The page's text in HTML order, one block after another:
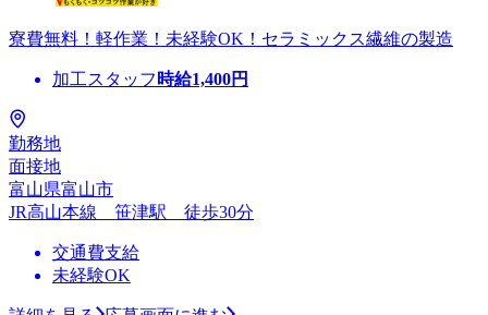
寮費無料！軽作業！未経験OK！セラミックス繊維の製造
加工スタッフ 時給1,400円
勤務地
面接地
富山県富山市
JR高山本線 笹津駅 徒歩30分
交通費支給
未経験OK